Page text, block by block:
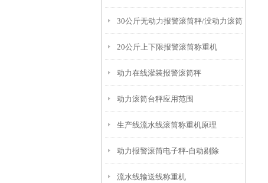
用原理
30公斤无动力报警滚筒秤/没动力滚筒
称
20公斤上下限报警滚筒称重机
动力在线灌装报警滚筒秤
动力滚筒台秤应用范围
生产线流水线滚筒称重机原理
动力报警滚筒电子秤-自动剔除
流水线输送线称重机